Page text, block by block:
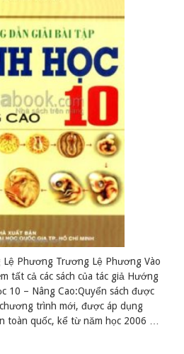
Phương Trương Lệ Phương Vào
tất cả các sách của tác giả Hướng
10 – Nâng Cao:Quyển sách được
trình mới, được áp dụng
toàn quốc, kể từ năm học 2006 …